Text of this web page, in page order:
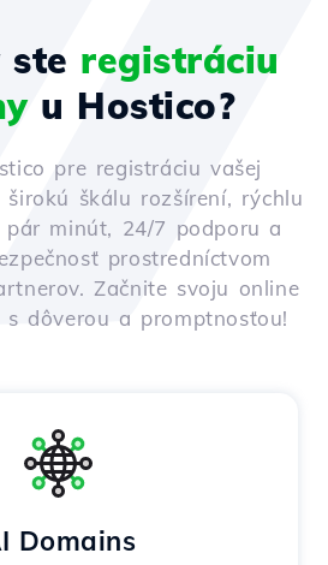
ste registráciu
u Hostico?
pre registráciu vašej
škálu rozšírení, rýchlu
minút, 24/7 podporu a
prostredníctvom
Začnite svoju online
dôverou a promptnosťou!
Domains